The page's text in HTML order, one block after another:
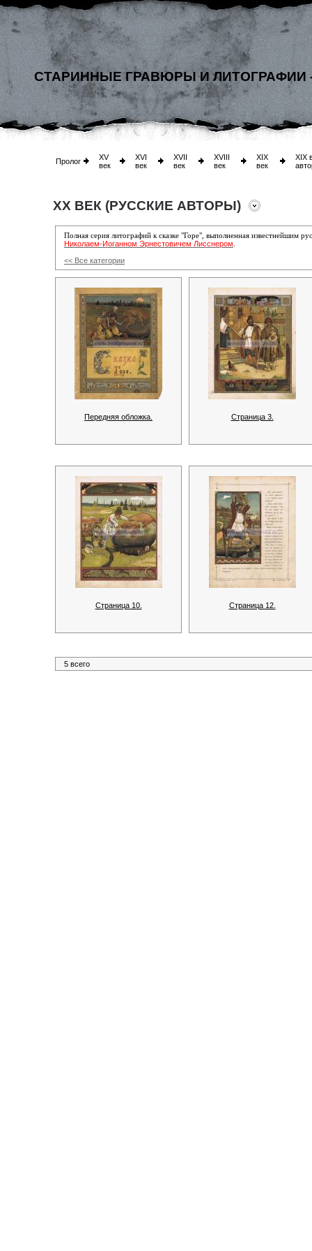
СТАРИННЫЕ ГРАВЮРЫ И ЛИТОГРАФИИ
Пролог
XV
век
XVI
век
XVII
век
XVIII
век
XIX
век
XIX
XX ВЕК (РУССКИЕ АВТОРЫ)
Полная серия литографий к сказке "Горе", выполненная известнейшим
Николаем-Иоганном Эрнестовичем Лисснером
<< Все категории
Передняя обложка. Страница 3.
Страница 10. Страница 12.
5 всего